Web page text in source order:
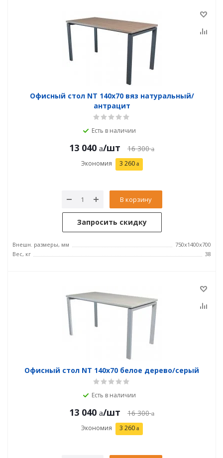
Офисный стол NT 140x70 вяз натуральный/
антрацит
Есть в наличии
13 040 /шт 16 300
Экономия 3 260
В корзину
Запросить скидку
Внешн. размеры, мм
750x1400x700
Вес, кг
38
Офисный стол NT 140x70 белое дерево/серый
Есть в наличии
13 040 /шт 16 300
Экономия 3 260